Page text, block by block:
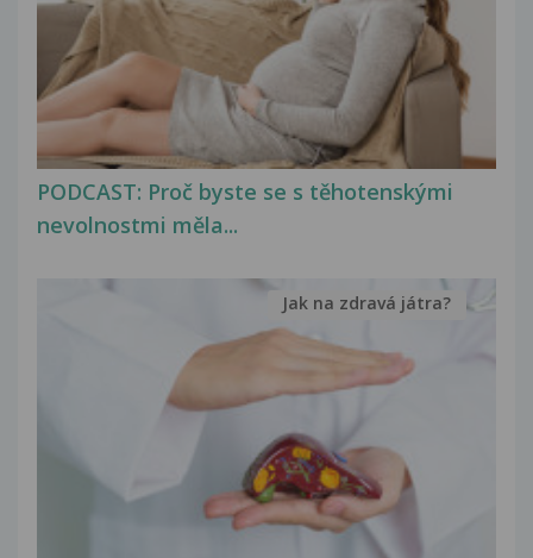
PODCAST: Proč byste se s těhotenskými
nevolnostmi měla...
Jak na zdravá játra?